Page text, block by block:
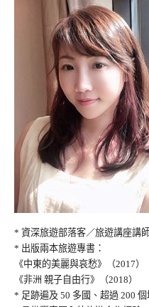
* 資深旅遊部落客／旅遊講座講
* 出版兩本旅遊專書：
《中東的美麗與哀愁》（2017）
《非洲 親子自由行》（2018）
* 足跡遍及 50 多國、超過 200 個